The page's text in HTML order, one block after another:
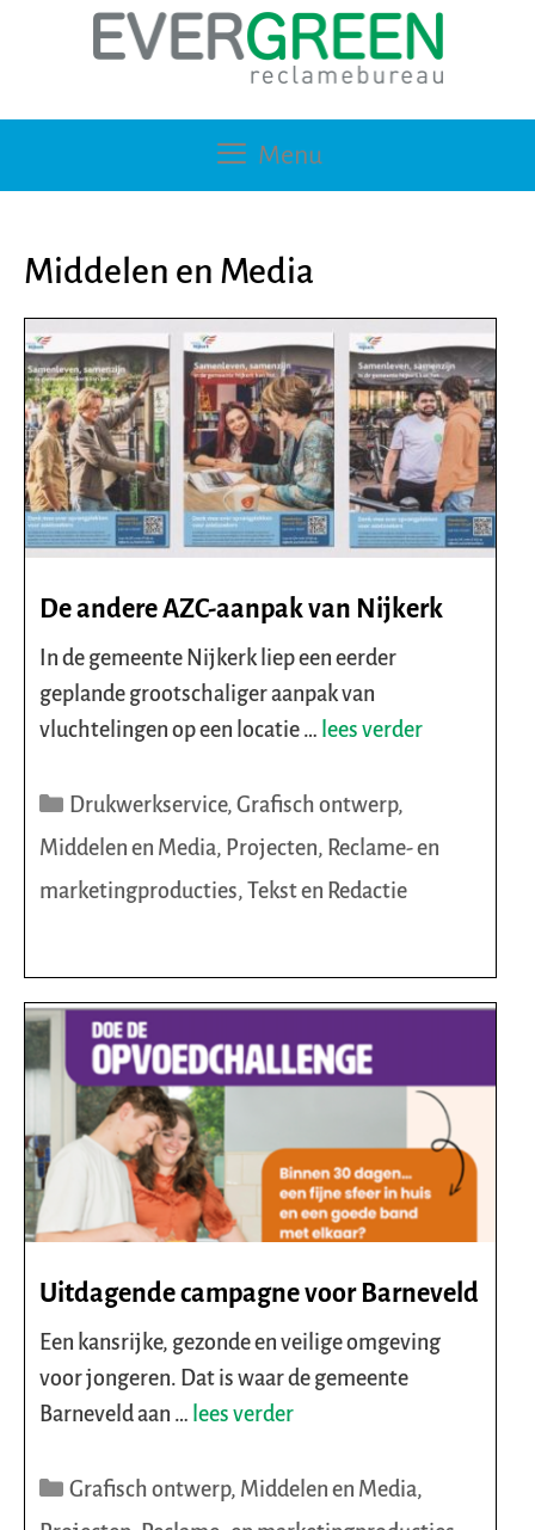
inhoud
inhoud
Menu
Middelen en Media
De andere AZC-aanpak van Nijkerk
In de gemeente Nijkerk liep een eerder
geplande grootschaliger aanpak van
vluchtelingen op een locatie … lees verder
Categorieën
Drukwerkservice, Grafisch ontwerp,
Middelen en Media, Projecten, Reclame- en
marketingproducties, Tekst en Redactie
Uitdagende campagne voor Barneveld
Een kansrijke, gezonde en veilige omgeving
voor jongeren. Dat is waar de gemeente
Barneveld aan … lees verder
Categorieën
Grafisch ontwerp, Middelen en Media,